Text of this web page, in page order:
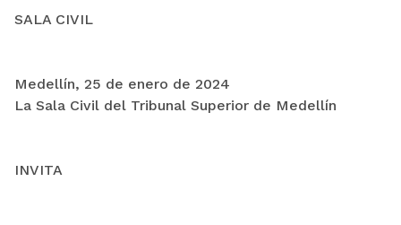
SALA CIVIL
Medellín, 25 de enero de 2024
La Sala Civil del Tribunal Superior de Medellín
INVITA